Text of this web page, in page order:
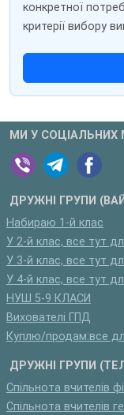
конкретної
критерії вибору
МИ У СОЦІАЛЬНИХ
ДРУЖНІ ГРУПИ
Набираю 1-й клас
У 2-й клас, все тут
У 3-й клас, все тут
У 4-й клас, все тут
НУШ 5-9 КЛАСИ
Вихователі ГПД
Куплю/продам:все
ДРУЖНІ ГРУПИ
Спільнота вчителів
Спільнота вчителів